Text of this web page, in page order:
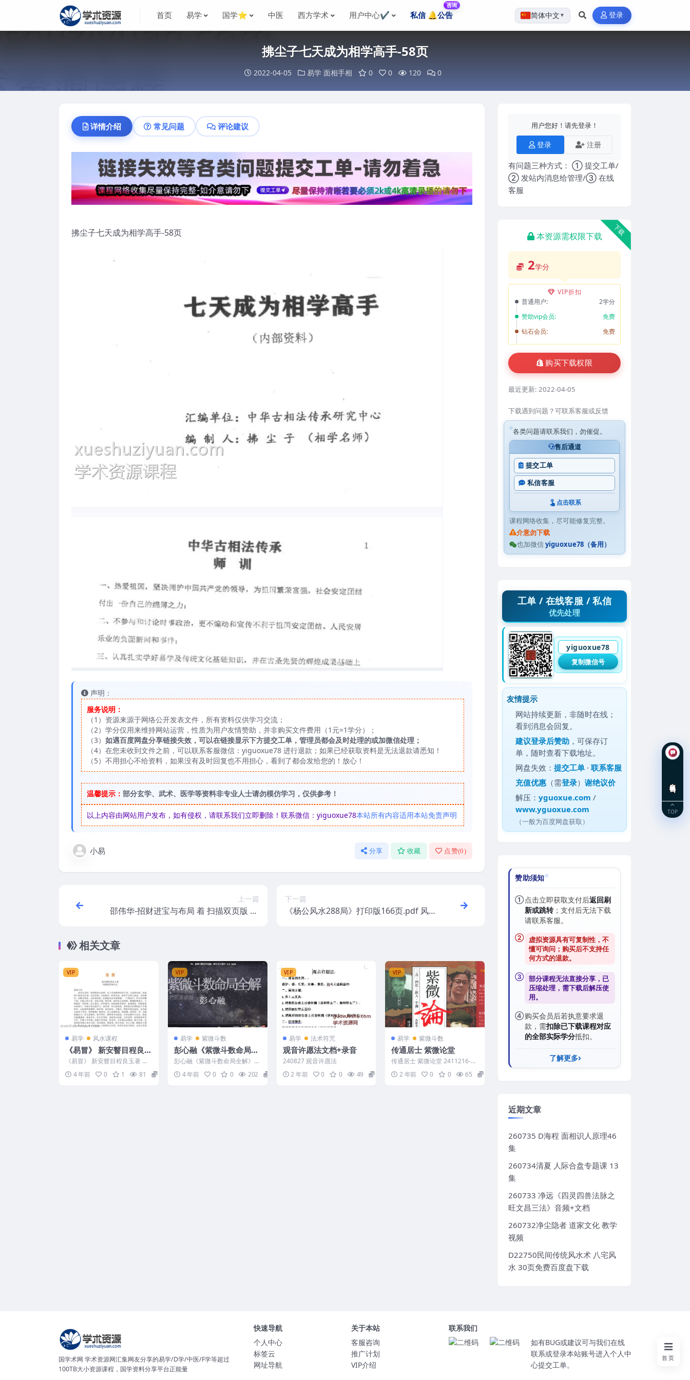
首页 易学 国学⭐ 中医 西方学术 用户中心✔️ 私信 🔔公告
咨询
简体中文 ▼ 登录
拂尘子七天成为相学高手-58页
2022-04-05 易学 面相手相 0 0 120 0
详情介绍 常见问题 评论建议
拂尘子七天成为相学高手-58页
声明：
服务说明：
（1）资源来源于网络公开发表文件，所有资料仅供学习交流；
（2）学分仅用来维持网站运营，性质为用户友情赞助，并非购买文件费用（1元=1学分）；
（3） 如遇百度网盘分享链接失效，可以在链接显示下方提交工单，管理员都会及时处理的或加微信处理；
（4）在您未收到文件之前，可以联系客服微信：yiguoxue78 进行退款；如果已经获取资料是无法退款请悉知！
（5）不用担心不给资料，如果没有及时回复也不用担心，看到了都会发给您的！放心！
温馨提示： 部分玄学、武术、医学等资料非专业人士请勿模仿学习，仅供参考！
以上内容由网站用户发布，如有侵权，请联系我们立即删除！联系微信：yiguoxue78本站所有内容适用本站免责声明
小易 分享 收藏 点赞(0)
上一篇
邵伟华-招财进宝与布局 着 扫描双页版 30
下一篇
《杨公风水288局》打印版166页.pdf 风
相关文章
VIP
易学 风水课程
《易冒》 新安瞽目程良玉
著 钱唐旅堂胡介定
《易冒》 新安瞽目程良玉著 钱
唐旅堂胡介定 编号：2777B079
4 年前 0 1 81
VIP
易学 紫微斗数
彭心融《紫微斗数命局全
解》视频课程74集
彭心融《紫微斗数命局全解》视
频课程74集 编号：22W300 ├─
─01、紫微斗...
4 年前 0 0 202
VIP
易学 法术符咒
观音许愿法文档+录音
240827 观音许愿法
2 年前
0 0 49
VIP
易学 紫微斗数
传通居士 紫微论堂
传通居士 紫微论堂 2411216-2
2 年前
0 0 65
用户您好！请先登录！
登录 注册
有问题三种方式： ① 提交工单/
② 发站内消息给管理/③ 在线
客服
下载
本资源需权限下载
2学分
VIP折扣
普通用户:
2学分
赞助vip会员:
免费
钻石会员:
免费
购买下载权限
最近更新: 2022-04-05
下载遇到问题？可联系客服或反馈
各类问题请联系我们，勿催促。
售后通道
提交工单
私信客服
点击联系
课程网络收集，尽可能修复完整。
介意勿下载
也加微信yiguoxue78（备用）
工单 / 在线客服 / 私信
优先处理
yiguoxue78
复制微信号
友情提示
网站持续更新，非随时在线；
看到消息会回复。
建议登录后赞助 ，可保存订
单，随时查看下载地址。
网盘失效：提交工单 ·联系客服
充值优惠 （需登录）谢绝议价
解压：yguoxue.com /
www.yguoxue.com
（一般为百度网盘获取）
赞助须知
①点击立即获取支付后返回刷
新或跳转；支付后无法下载
请联系客服。
②
虚拟资源具有可复制性，不
懂可询问；购买后不支持任
何方式的退款。
③ 部分课程无法直接分享，已
压缩处理，需下载后解压使
用。
④购买会员后若执意要求退
款，需扣除已下载课程对应
的全部实际学分抵扣。
了解更多
近期文章
260735 D海程 面相识人原理46
集
260734清夏 人际合盘专题课 13
集
260733 净远《四灵四兽法脉之
旺文昌三法》音频+文档
260732净尘隐者 道家文化 教学
视频
D22750民间传统风水术 八宅风
水 30页免费百度盘下载
国学术网 学术资源网汇集网友分享的易学/D学/中医/F学等超过
100TB大小资源课程，国学资料分享平台正能量
快速导航
个人中心
标签云
网址导航
关于本站
客服咨询
推广计划
VIP介绍
联系我们
如有BUG或建议可与我们在线
联系或登录本站账号进入个人中
心提交工单。
首页
TOP